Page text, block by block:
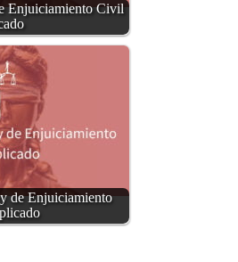
Enjuiciamiento Civil
de Enjuiciamiento